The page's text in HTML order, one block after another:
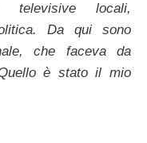
televisive locali,
Da qui sono
che faceva da
è stato il mio